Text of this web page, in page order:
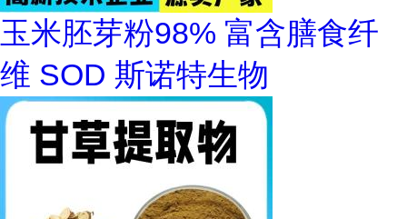
玉米胚芽粉98% 富含膳食纤
维 SOD 斯诺特生物